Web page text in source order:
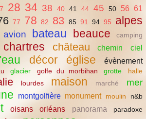
28 34 38 40 41 44 45 50 56 61
77 78 82 83 85 91 94 95
alpes
avion bateau beauce
camping
chartres château chemin ciel
décor église évènement
glacier golfe du morbihan grotte
halle
lourdes maison marché mer
montgolfière monument moulin n&b
oisans orléans panorama paradoxe